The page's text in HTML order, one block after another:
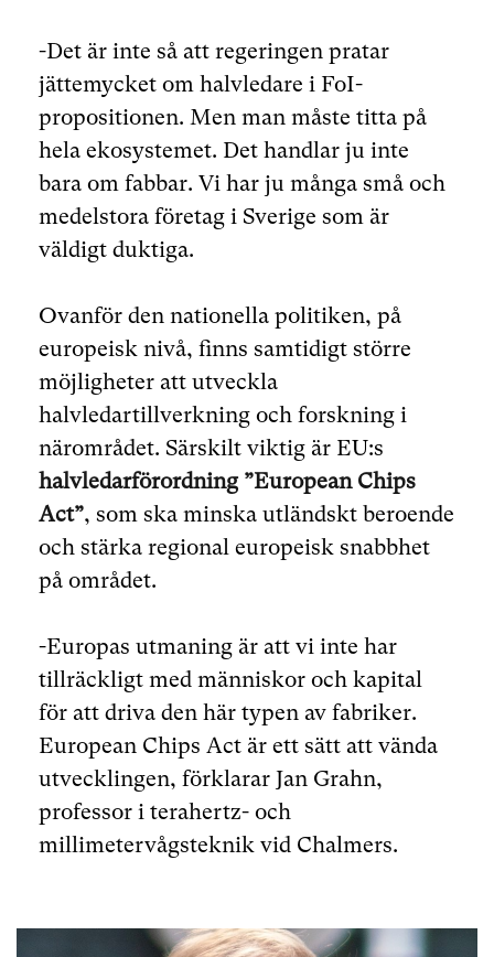
-Det är inte så att regeringen pratar
jättemycket om halvledare i FoI-
propositionen. Men man måste titta på
hela ekosystemet. Det handlar ju inte
bara om fabbar. Vi har ju många små och
medelstora företag i Sverige som är
väldigt duktiga.
Ovanför den nationella politiken, på
europeisk nivå, finns samtidigt större
möjligheter att utveckla
halvledartillverkning och forskning i
närområdet. Särskilt viktig är EU:s
halvledarförordning ”European Chips
Act”, som ska minska utländskt beroende
och stärka regional europeisk snabbhet
på området.
-Europas utmaning är att vi inte har
tillräckligt med människor och kapital
för att driva den här typen av fabriker.
European Chips Act är ett sätt att vända
utvecklingen, förklarar Jan Grahn,
professor i terahertz- och
millimetervågsteknik vid Chalmers.